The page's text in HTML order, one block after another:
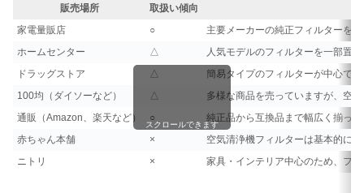
販売場所
取扱い傾向
家電量販店
○
主要メーカーの純正フィルターを
ホームセンター
△
人気モデルのフィルターを一部置
ドラッグストア
△
簡易タイプのフィルターが中心で
100均（ダイソーなど）
△
多様な商品を売っていますが、空
通販（Amazon、楽天など）
○
純正品から互換品まで幅広く揃っ
赤ちゃん本舗
×
空気清浄機フィルターは基本的に
ニトリ
× 家具・インテリア中心のため、フ
スクロールできます